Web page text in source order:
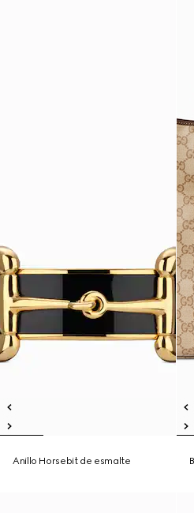
Anillo Horsebit de esmalte